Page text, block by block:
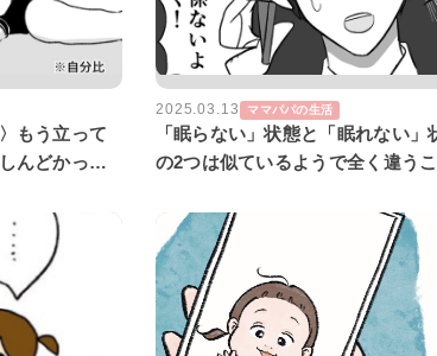
もう立って
んどかった
2025.03.13 ママパパの生活
「眠らない」状態と「眠れない」
の2つは似ているようで全く違う
いにち主夫#1】